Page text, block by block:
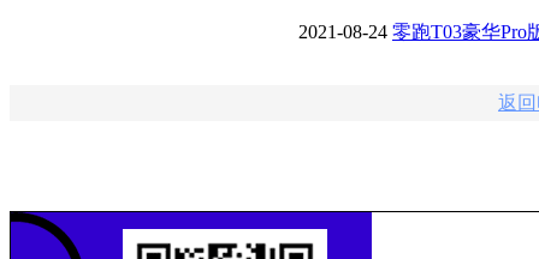
成都车展上市
2021-08-24 零跑T03豪华Pro
返